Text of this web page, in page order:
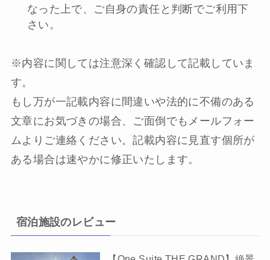
なった上で、ご自身の責任と判断でご利用下
さい。
※内容に関しては注意深く確認して記載していま
す。
もし万が一記載内容に間違いや法的に不備のある
文章にお気づきの場合、ご面倒でもメールフォー
ムよりご連絡ください。記載内容に見直す個所が
ある場合は速やかに修正いたします。
宿泊施設のレビュー